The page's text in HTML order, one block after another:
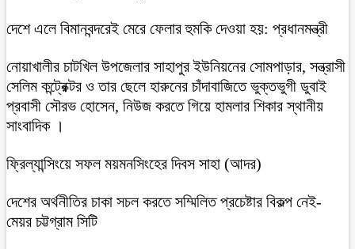
দেশে এলে বিমানবন্দরেই মেরে ফেলার হুমকি দেওয়া হয়: প্রধানমন্ত্রী
নোয়াখালীর চাটখিল উপজেলার সাহাপুর ইউনিয়নের সোমপাড়ার, সন্ত্রাসী
সেলিম কন্ট্রেক্টর ও তার ছেলে হারুনের চাঁদাবাজিতে ভুক্তভুগী ডুবাই
প্রবাসী সৌরভ হোসেন, নিউজ করতে গিয়ে হামলার শিকার স্থানীয়
সাংবাদিক ।
ফ্রিল্যান্সিংয়ে সফল ময়মনসিংহের দিবস সাহা (আদর)
দেশের অর্থনীতির চাকা সচল করতে সম্মিলিত প্রচেষ্টার বিকল্প নেই-
মেয়র চট্টগ্রাম সিটি